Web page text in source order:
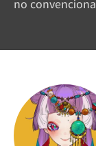
no